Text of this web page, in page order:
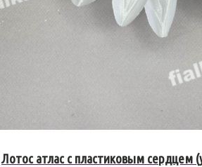
Лотос атлас с пластиковым сердцем